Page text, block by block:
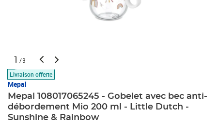
1 /3
Livraison offerte
Mepal
Mepal 108017065245 - Gobelet avec bec anti-
débordement Mio 200 ml - Little Dutch -
Sunshine & Rainbow